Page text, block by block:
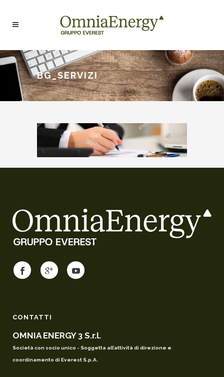
BG_SERVIZI
CONTATTI
OMNIA ENERGY 3 S.r.l.
Società con socio unico - Soggetta all’attività di direzione e
coordinamento di Everest S.p.A.